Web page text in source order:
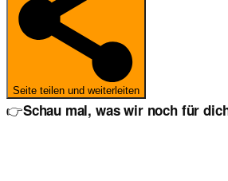
Seite teilen und weiterleiten
👉Schau mal, was wir noch für